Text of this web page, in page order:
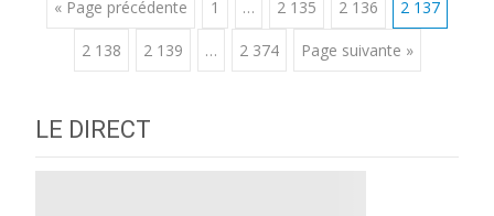
Posts
navigation
« Page précédente 1 … 2 135 2 136 2 137
2 138 2 139 … 2 374 Page suivante »
LE DIRECT